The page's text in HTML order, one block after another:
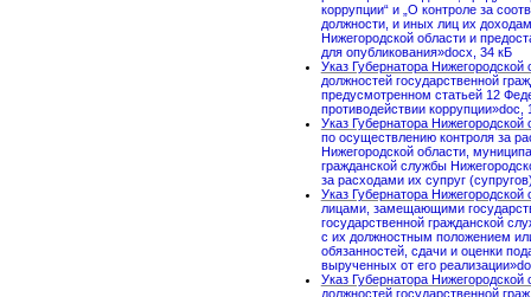
коррупции“ и „О контроле за
должности, и иных лиц их
Нижегородской области и
для опубликования»docx, 34 кБ
Указ Губернатора
должностей государственной
предусмотренном статьей 12
противодействии коррупции»doc,
Указ Губернатора
по осуществлению контроля за
Нижегородской области,
гражданской службы
за расходами их супруг
Указ Губернатора
лицами, замещающими
государственной гражданской
с их должностным положением
обязанностей, сдачи и оценки
вырученных от его
Указ Губернатора
должностей государственной